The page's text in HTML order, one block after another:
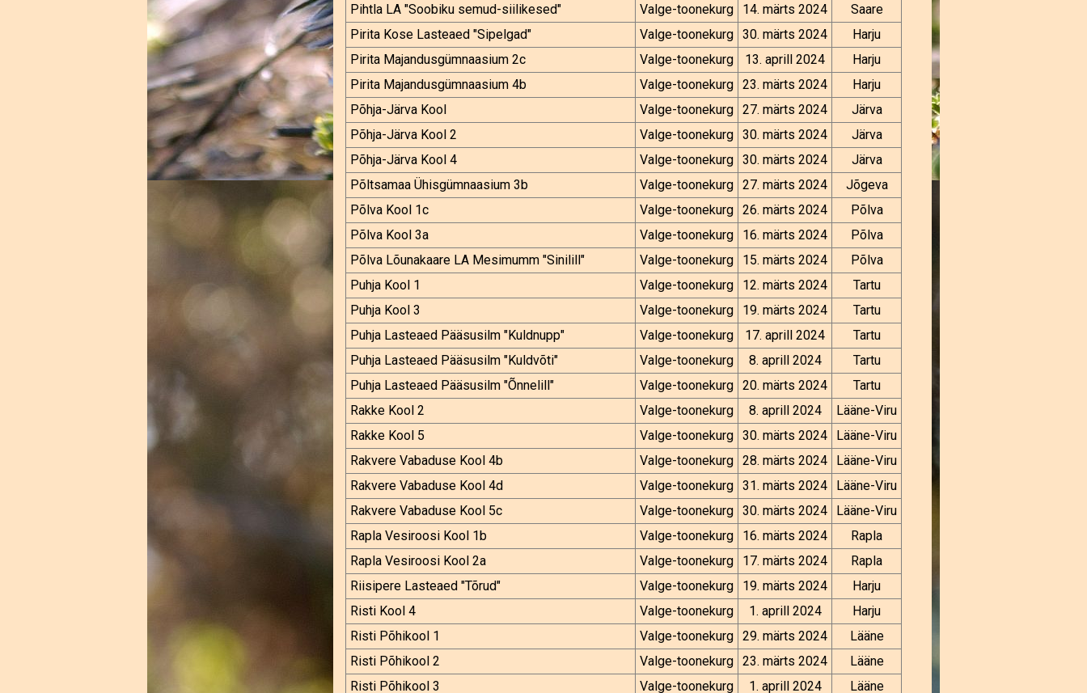
Pihtla LA "Soobiku semud-siilikesed"
Valge-toonekurg 14. märts 2024
Saare
Pirita Kose Lasteaed "Sipelgad"
Valge-toonekurg 30. märts 2024
Harju
Pirita Majandusgümnaasium 2c
Valge-toonekurg 13. aprill 2024
Harju
Pirita Majandusgümnaasium 4b
Valge-toonekurg 23. märts 2024
Harju
Põhja-Järva Kool
Valge-toonekurg 27. märts 2024
Järva
Põhja-Järva Kool 2
Valge-toonekurg 30. märts 2024
Järva
Põhja-Järva Kool 4
Valge-toonekurg 30. märts 2024
Järva
Põltsamaa Ühisgümnaasium 3b
Valge-toonekurg 27. märts 2024
Jõgeva
Põlva Kool 1c
Valge-toonekurg 26. märts 2024
Põlva
Põlva Kool 3a
Valge-toonekurg 16. märts 2024
Põlva
Põlva Lõunakaare LA Mesimumm "Sinilill"
Valge-toonekurg 15. märts 2024
Põlva
Puhja Kool 1
Valge-toonekurg 12. märts 2024
Tartu
Puhja Kool 3
Valge-toonekurg 19. märts 2024
Tartu
Puhja Lasteaed Pääsusilm "Kuldnupp"
Valge-toonekurg 17. aprill 2024
Tartu
Puhja Lasteaed Pääsusilm "Kuldvõti"
Valge-toonekurg 8. aprill 2024
Tartu
Puhja Lasteaed Pääsusilm "Õnnelill"
Valge-toonekurg 20. märts 2024
Tartu
Rakke Kool 2
Valge-toonekurg 8. aprill 2024
Lääne-Viru
Rakke Kool 5
Valge-toonekurg 30. märts 2024
Lääne-Viru
Rakvere Vabaduse Kool 4b
Valge-toonekurg 28. märts 2024
Lääne-Viru
Rakvere Vabaduse Kool 4d
Valge-toonekurg 31. märts 2024
Lääne-Viru
Rakvere Vabaduse Kool 5c
Valge-toonekurg 30. märts 2024
Lääne-Viru
Rapla Vesiroosi Kool 1b
Valge-toonekurg 16. märts 2024
Rapla
Rapla Vesiroosi Kool 2a
Valge-toonekurg 17. märts 2024
Rapla
Riisipere Lasteaed "Tõrud"
Valge-toonekurg 19. märts 2024
Harju
Risti Kool 4
Valge-toonekurg 1. aprill 2024
Harju
Risti Põhikool 1
Valge-toonekurg 29. märts 2024
Lääne
Risti Põhikool 2
Valge-toonekurg 23. märts 2024
Lääne
Risti Põhikool 3
Valge-toonekurg 1. aprill 2024 Lääne